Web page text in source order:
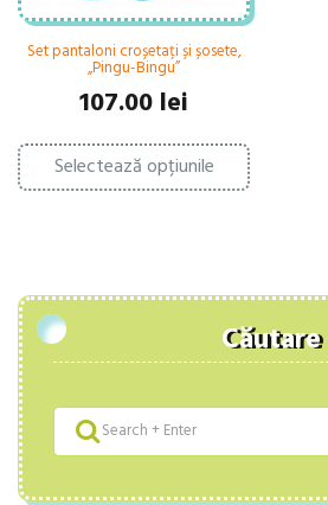
Set pantaloni croșetați și șosete,
„Pingu-Bingu”
107.00 lei
Selectează opțiunile
Acest
produs
are
pot
alese
în
Căutare